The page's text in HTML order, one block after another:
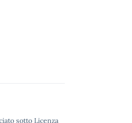
sotto Licenza